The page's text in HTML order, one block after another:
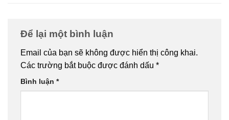
Để lại một bình luận
Email của bạn sẽ không được hiển thị công khai.
Các trường bắt buộc được đánh dấu *
Bình luận *